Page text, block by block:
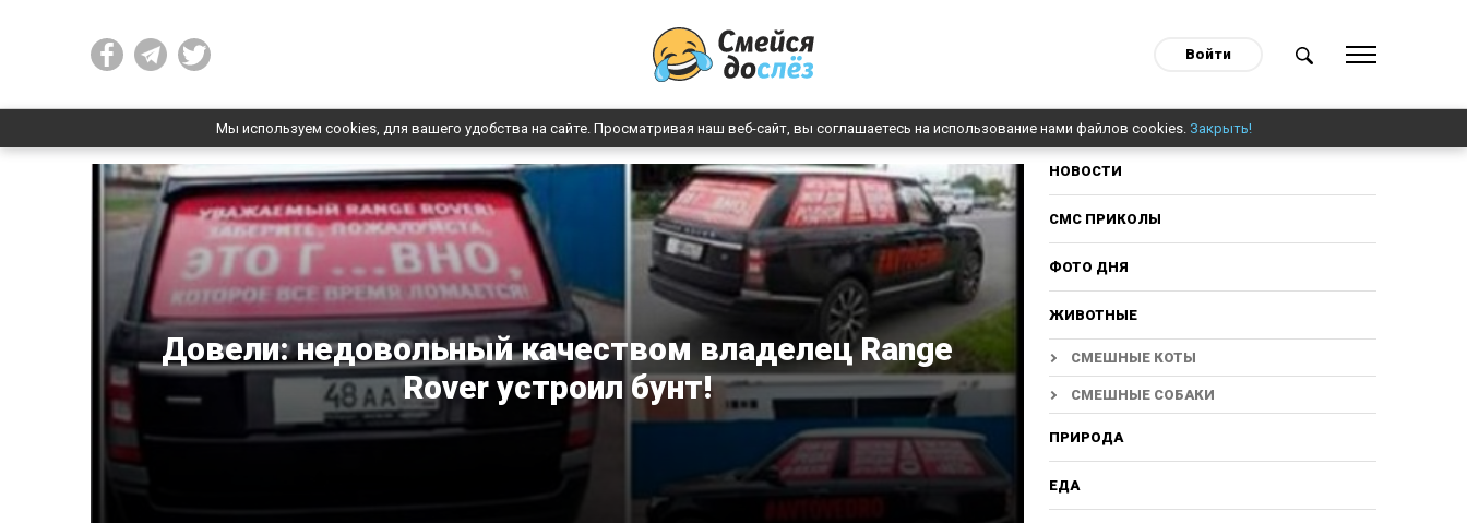
Войти
Мы используем cookies, для вашего удобства на сайте. Просматривая наш веб-сайт, вы соглашаетесь на использование нами файлов cookies. Закрыть!
Довели: недовольный качеством владелец Range
Rover устроил бунт!
НОВОСТИ
СМС ПРИКОЛЫ
ФОТО ДНЯ
ЖИВОТНЫЕ
СМЕШНЫЕ КОТЫ
СМЕШНЫЕ СОБАКИ
ПРИРОДА
ЕДА